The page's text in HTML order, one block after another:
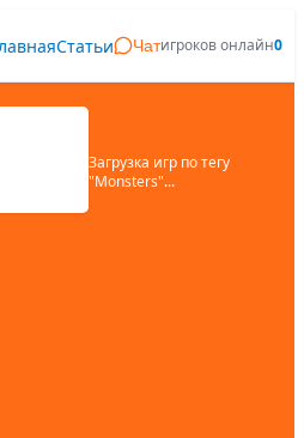
Статьи Чатигроков онлайн0
Загрузка игр по тегу
"Monsters"...